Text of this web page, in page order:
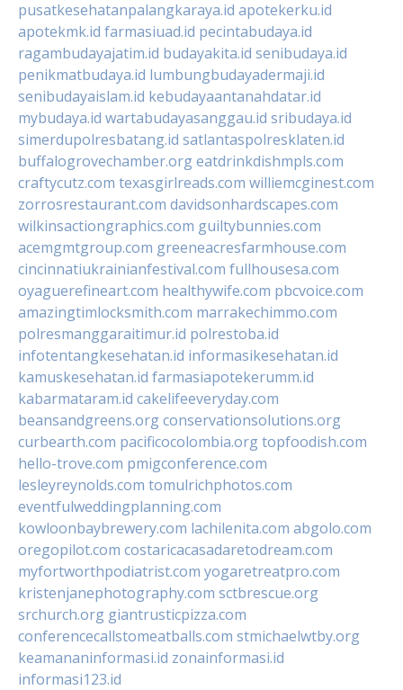
pusatkesehatanpalangkaraya.id apotekerku.id
apotekmk.id farmasiuad.id pecintabudaya.id
ragambudayajatim.id budayakita.id senibudaya.id
penikmatbudaya.id lumbungbudayadermaji.id
senibudayaislam.id kebudayaantanahdatar.id
mybudaya.id wartabudayasanggau.id sribudaya.id
simerdupolresbatang.id satlantaspolresklaten.id
buffalogrovechamber.orgeatdrinkdishmpls.com
craftycutz.com texasgirlreads.com williemcginest.com
zorrosrestaurant.com davidsonhardscapes.com
wilkinsactiongraphics.com guiltybunnies.com
acemgmtgroup.com greeneacresfarmhouse.com
cincinnatiukrainianfestival.com fullhousesa.com
oyaguerefineart.com healthywife.com pbcvoice.com
amazingtimlocksmith.com marrakechimmo.com
polresmanggaraitimur.id polrestoba.id
infotentangkesehatan.id informasikesehatan.id
kamuskesehatan.id farmasiapotekerumm.id
kabarmataram.id cakelifeeveryday.com
beansandgreens.orgconservationsolutions.org
curbearth.com pacificocolombia.orgtopfoodish.com
hello-trove.com pmigconference.com
lesleyreynolds.com tomulrichphotos.com
eventfulweddingplanning.com
kowloonbaybrewery.com lachilenita.com abgolo.com
oregopilot.com costaricacasadaretodream.com
myfortworthpodiatrist.com yogaretreatpro.com
kristenjanephotography.com sctbrescue.org
srchurch.org giantrusticpizza.com
conferencecallstomeatballs.com stmichaelwtby.org
keamananinformasi.id zonainformasi.id
informasi123.id